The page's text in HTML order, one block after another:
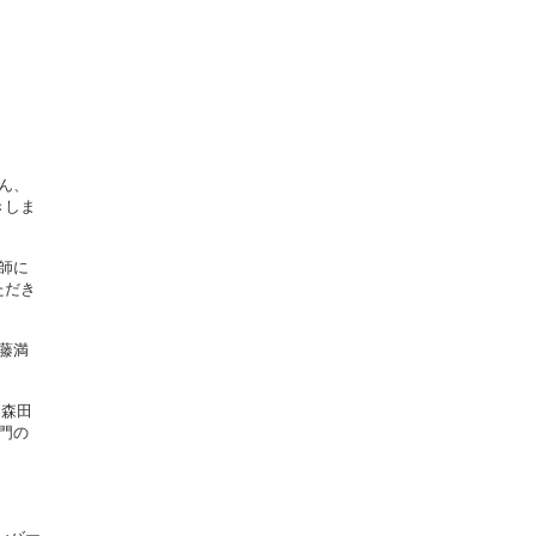
、
ま
に
き
満
田
の